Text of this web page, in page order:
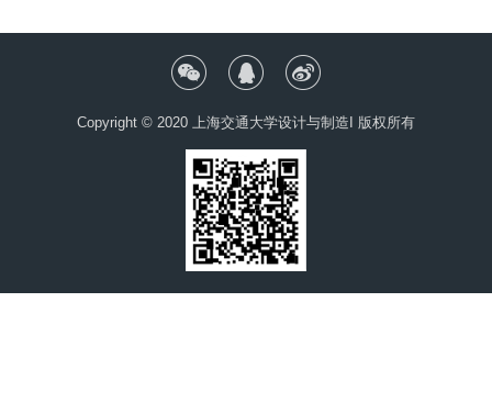
Copyright © 2020 上海交通大学设计与制造I 版权所有